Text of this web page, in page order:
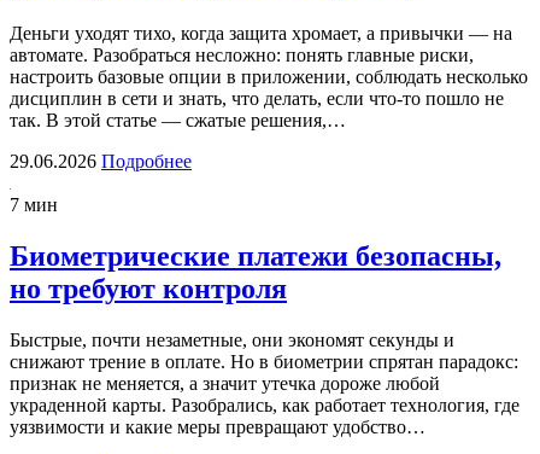
Деньги уходят тихо, когда защита хромает, а привычки — на
автомате. Разобраться несложно: понять главные риски,
настроить базовые опции в приложении, соблюдать несколько
дисциплин в сети и знать, что делать, если что-то пошло не
так. В этой статье — сжатые решения,…
29.06.2026 Подробнее
7 мин
Биометрические платежи безопасны,
но требуют контроля
Быстрые, почти незаметные, они экономят секунды и
снижают трение в оплате. Но в биометрии спрятан парадокс:
признак не меняется, а значит утечка дороже любой
украденной карты. Разобрались, как работает технология, где
уязвимости и какие меры превращают удобство…